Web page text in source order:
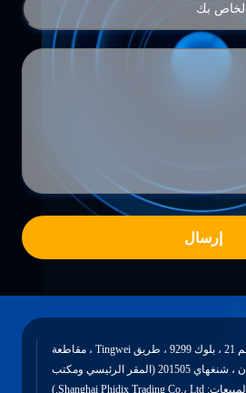
إرسال
مبنى رقم 21 ، بلوك 9299 ، طريق Tingwei ، مقاطعة
جينشان ، شنغهاي 201505 (المقر الرئيسي ومكتب
المبيعات: Shanghai Phidix Trading Co.، Ltd.)